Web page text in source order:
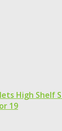
High Shelf
19